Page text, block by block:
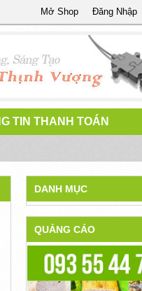
Đăng Nhập
Mở Shop
TIN THANH TOÁN
DANH MỤC
QUẢNG CÁO